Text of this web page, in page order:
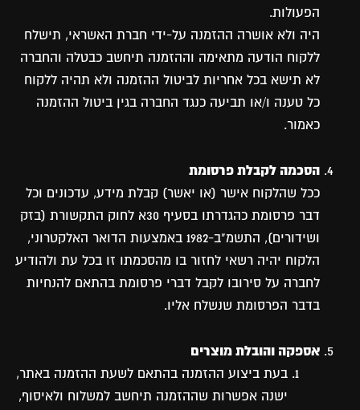
הפעולות.
היה ולא אושרה ההזמנה על-ידי חברת האשראי, תישלח
ללקוח הודעה מתאימה וההזמנה תיחשב כבטלה והחברה
לא תישא בכל אחריות לביטול ההזמנה ולא תהיה ללקוח
כל טענה ו/או תביעה כנגד החברה בגין ביטול ההזמנה
כאמור.
הסכמה לקבלת פרסומת
ככל שהלקוח אישר (או יאשר) קבלת מידע, עדכונים וכל
דבר פרסומת כהגדרתו בסעיף 30א לחוק התקשורת (בזק
ושידורים), התשמ"ב-1982 באמצעות הדואר האלקטרוני,
הלקוח יהיה רשאי לחזור בו מהסכמתו זו בכל עת ולהודיע
לחברה על סירובו לקבל דברי פרסומת בהתאם להנחיות
בדבר הפרסומת שנשלח אליו.
אספקה והובלת מוצרים
בעת ביצוע ההזמנה בהתאם לשעת ההזמנה באתר,
ישנה אפשרות שההזמנה תיחשב למשלוח ולאיסוף,